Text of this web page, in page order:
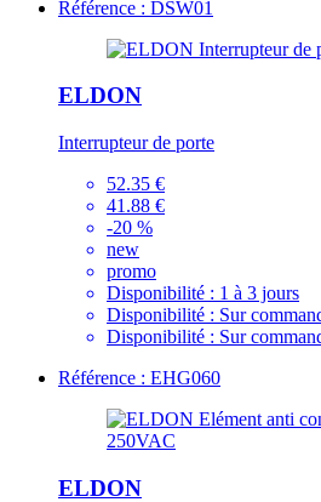
Référence : DSW01
ELDON
Interrupteur de porte
52.35 €
41.88 €
-20 %
new
promo
Disponibilité : 1 à 3 jours
Disponibilité : Sur
Disponibilité : Sur
Référence : EHG060
ELDON